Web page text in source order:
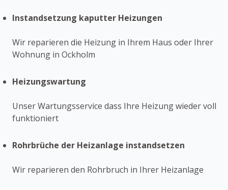
Instandsetzung kaputter Heizungen
Wir reparieren die Heizung in Ihrem Haus oder Ihrer
Wohnung in Ockholm
Heizungswartung
Unser Wartungsservice dass Ihre Heizung wieder voll
funktioniert
Rohrbrüche der Heizanlage instandsetzen
Wir reparieren den Rohrbruch in Ihrer Heizanlage